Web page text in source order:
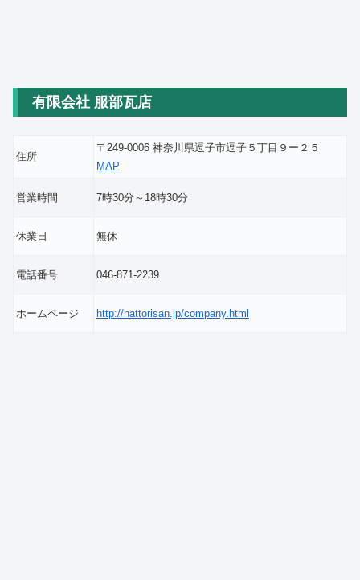
有限会社 服部瓦店
住所
〒249-0006 神奈川県逗子市逗子５丁目９ー２５
MAP
営業時間 7時30分～18時30分
休業日 無休
電話番号 046-871-2239
ホームページ http://hattorisan.jp/company.html